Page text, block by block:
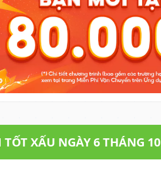
TỐT XẤU NGÀY 6 THÁNG 10